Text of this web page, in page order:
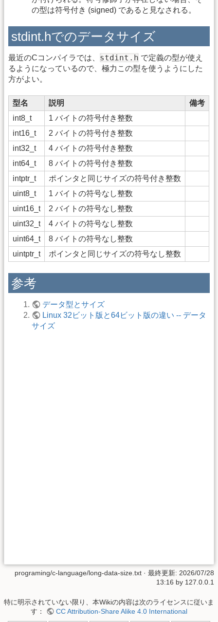
の型は符号付き (signed) であると見なされる。
stdint.hでのデータサイズ
最近のCコンパイラでは、 stdint.h で定義の型が使え
るようになっているので、極力この型を使うようにした
方がよい。
型名 説明
備考
int8_t
1 バイトの符号付き整数
int16_t
2 バイトの符号付き整数
int32_t
4 バイトの符号付き整数
int64_t
8 バイトの符号付き整数
intptr_t
ポインタと同じサイズの符号付き整数
uint8_t
1 バイトの符号なし整数
uint16_t
2 バイトの符号なし整数
uint32_t
4 バイトの符号なし整数
uint64_t
8 バイトの符号なし整数
uintptr_t
ポインタと同じサイズの符号なし整数
参考
データ型とサイズ
Linux 32ビット版と64ビット版の違い -- データ
サイズ
programing/c-language/long-data-size.txt · 最終更新: 2026/07/28
13:16 by 127.0.0.1
特に明示されていない限り、本Wikiの内容は次のライセンスに従いま
す：
CC Attribution-Share Alike 4.0 International